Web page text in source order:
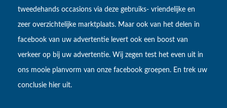
tweedehands occasions via deze gebruiks- vriendelijke en
zeer overzichtelijke marktplaats. Maar ook van het delen in
facebook van uw advertentie levert ook een boost van
verkeer op bij uw advertentie. Wij zegen test het even uit in
ons mooie planvorm van onze facebook groepen. En trek uw
conclusie hier uit.